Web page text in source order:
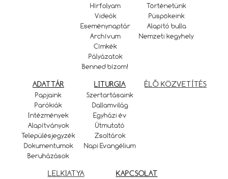
Hírfolyam
Videók
Eseménynaptár
Archívum
Címkék
Pályázatok
Benned bízom!
Történetünk
Püspökeink
Alapító bulla
Nemzeti kegyhely
ADATTÁR
Papjaink
Parókiák
Intézmények
Alapítványok
Településjegyzék
Dokumentumok
Beruházások
LITURGIA
Szertartásaink
Dallamvilág
Egyházi év
Útmutató
Zsoltárok
Napi Evangélium
ÉLŐ KÖZVETÍTÉS
LELKIATYA KAPCSOLAT